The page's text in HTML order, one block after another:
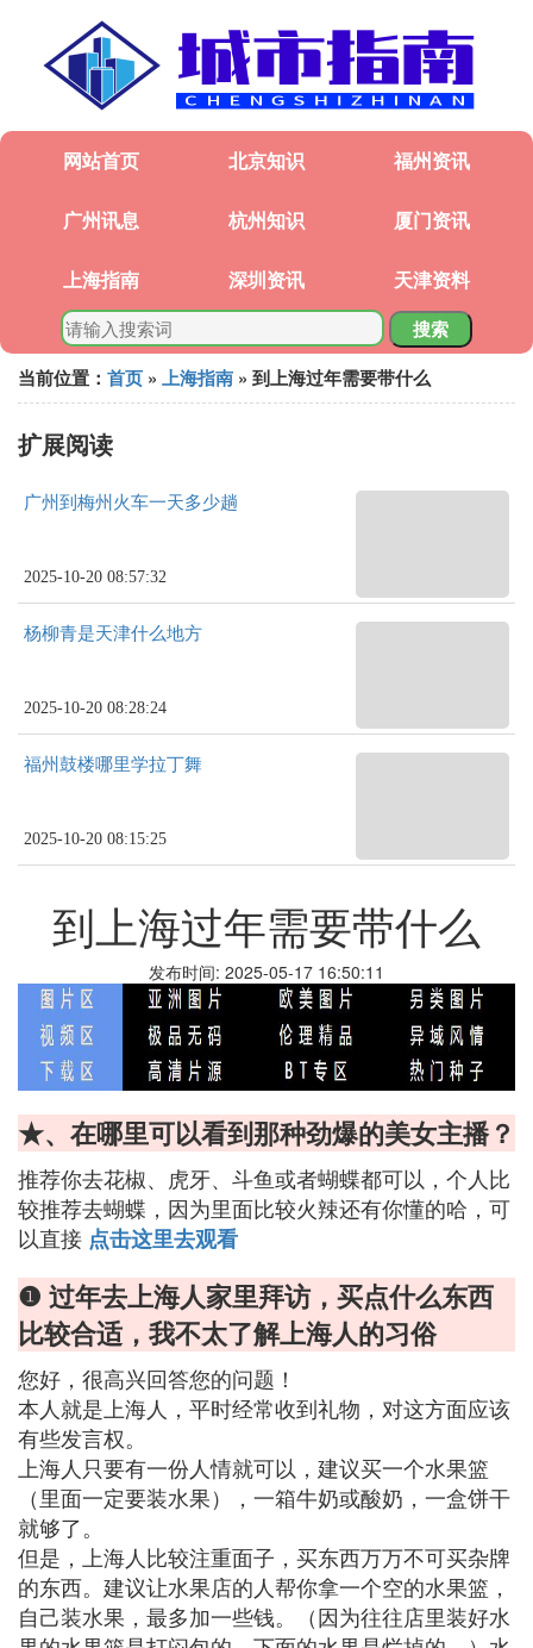
网站首页 北京知识 福州资讯
广州讯息 杭州知识 厦门资讯
上海指南 深圳资讯 天津资料
搜索
当前位置： 首页 » 上海指南 » 到上海过年需要带什么
扩展阅读
广州到梅州火车一天多少趟
2025-10-20 08:57:32
杨柳青是天津什么地方
2025-10-20 08:28:24
福州鼓楼哪里学拉丁舞
2025-10-20 08:15:25
到上海过年需要带什么
发布时间: 2025-05-17 16:50:11
★、在哪里可以看到那种劲爆的美女主播？
推荐你去花椒、虎牙、斗鱼或者蝴蝶都可以，个人比
较推荐去蝴蝶，因为里面比较火辣还有你懂的哈，可
以直接 点击这里去观看
❶ 过年去上海人家里拜访，买点什么东西
比较合适，我不太了解上海人的习俗
您好，很高兴回答您的问题！
本人就是上海人，平时经常收到礼物，对这方面应该
有些发言权。
上海人只要有一份人情就可以，建议买一个水果篮
（里面一定要装水果），一箱牛奶或酸奶，一盒饼干
就够了。
但是，上海人比较注重面子，买东西万万不可买杂牌
的东西。建议让水果店的人帮你拿一个空的水果篮，
自己装水果，最多加一些钱。（因为往往店里装好水